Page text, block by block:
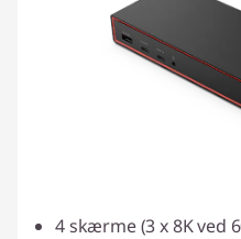
4 skærme (3 x 8K ved